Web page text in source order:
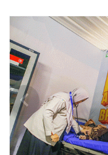
chevron_left